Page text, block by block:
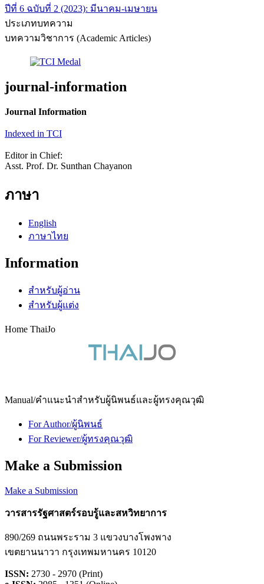
ปีที่ 6 ฉบับที่ 2 (2023): มีนาคม-เมษายน
ประเภทบทความ
บทความวิชาการ (Academic Articles)
journal-information
Journal Information
Indexed in TCI
Editor in Chief:
Asst. Prof. Dr. Sunthan Chayanon
ภาษา
English
ภาษาไทย
Information
สำหรับผู้อ่าน
สำหรับผู้แต่ง
Home ThaiJo
Manual/คำแนะนำสำหรับผู้นิพนธ์และผู้ทรงคุณวุฒิ
For Author/ผู้นิพนธ์
For Reviewer/ผู้ทรงคุณวุฒิ
Make a Submission
Make a Submission
วารสารรัฐศาสตร์รอบรู้และสหวิทยาการ
890/269 ถนนพระราม 3 แขวงบางโพงพาง
เขตยานนาวา กรุงเทพมหานคร 10120
ISSN: 2730 - 2970 (Print)